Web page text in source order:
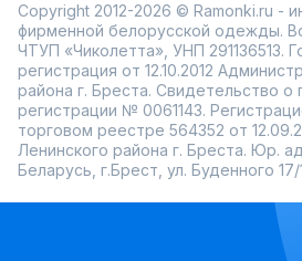
Copyright 2012-2026 © Ramonki.ru -
фирменной белорусской одежды.
ЧТУП «Чиколетта», УНП 291136513.
регистрация от 12.10.2012
района г. Бреста. Свидетельство о
регистрации № 0061143.
торговом реестре 564352 от
Ленинского района г. Бреста. Юр.
Беларусь, г.Брест, ул. Буденного 17/